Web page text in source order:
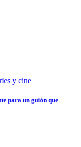
y cine
para un guión que